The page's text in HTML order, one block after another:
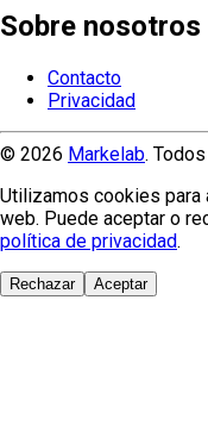
Sobre nosotros
Contacto
Privacidad
© 2026 Markelab.
Utilizamos cookies para
web. Puede aceptar o
política de privacidad.
Rechazar Aceptar